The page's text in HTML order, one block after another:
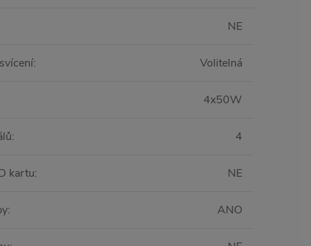
NE
: Volitelná
4x50W
: 4
kartu: NE
: ANO